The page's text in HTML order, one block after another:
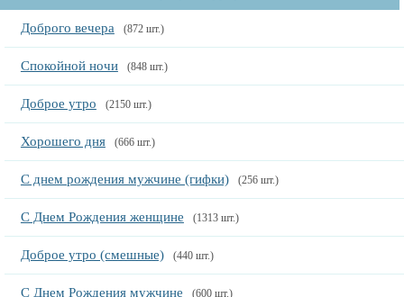
Доброго вечера (872 шт.)
Спокойной ночи (848 шт.)
Доброе утро (2150 шт.)
Хорошего дня (666 шт.)
С днем рождения мужчине (гифки) (256 шт.)
С Днем Рождения женщине (1313 шт.)
Доброе утро (смешные) (440 шт.)
С Днем Рождения мужчине (600 шт.)